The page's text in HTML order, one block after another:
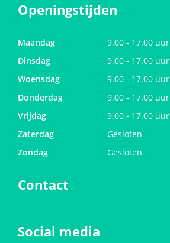
Openingstijden
Maandag
9.00 - 17.00 uur
Dinsdag
9.00 - 17.00 uur
Woensdag
9.00 - 17.00 uur
Donderdag
9.00 - 17.00 uur
Vrijdag
9.00 - 17.00 uur
Zaterdag
Gesloten
Zondag
Gesloten
Contact
Social media